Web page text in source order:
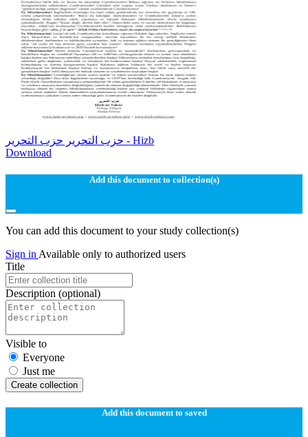
حزب التحرير حزب التحرير - Hizb
Download
Add this document to collection(s)
You can add this document to your study collection(s)
Sign in Available only to authorized users
Title
Description (optional)
Visible to
Everyone
Just me
Create collection
Add this document to saved